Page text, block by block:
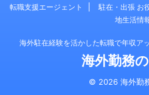
転職支援エージェント
駐在・出張 お
地生活情
海外駐在経験を活かした転職で年収ア
海外勤務
© 2026 海外勤